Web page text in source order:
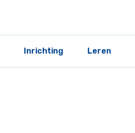
Inrichting Leren